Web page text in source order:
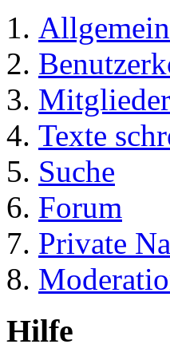
Mitglieder
Texte
Suche
Forum
Private
Hilfe